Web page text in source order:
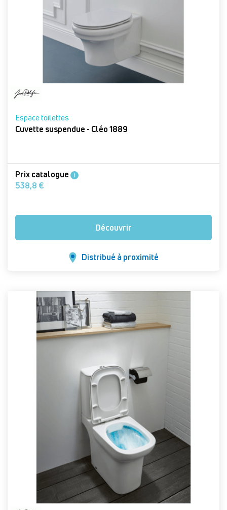
Espace toilettes
Cuvette suspendue - Cléo 1889
Prix catalogue i
538,8 €
Découvrir
Distribué à proximité